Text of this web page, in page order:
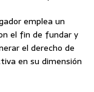
emplea un
el fin de fundar y
el derecho de
en su dimensión